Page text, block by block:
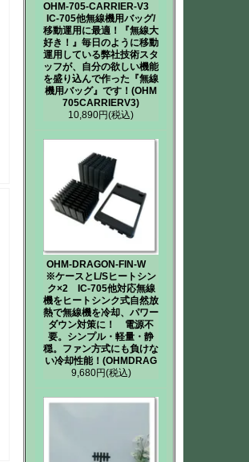
OHM-705-CARRIER-V3
IC-705他無線機用バッグ/
移動運用に最適！『無線大
好き！』毎日のように移動
運用している弊社技術スタ
ッフが、自分の欲しい機能
を盛り込んで作った『無線
機用バッグ』です！(OHM
705CARRIERV3)
10,890円(税込)
OHM-DRAGON-FIN-W
※ケースとL/Sヒートシン
ク×2 IC-705他対応無線
機をヒートシンク式自然放
熱で無線機を冷却、パワー
ダウン対策に！ 電源不
要。シンプル・軽量・静
穏。ファン方式にも負けな
い冷却性能！(OHMDRAG
9,680円(税込)